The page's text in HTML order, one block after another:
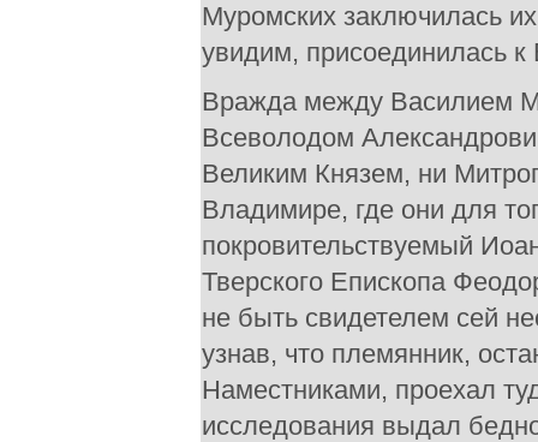
Муромских заключилась
увидим, присоединилась
Вражда между Василием
Всеволодом
Великим Князем, ни
Владимире, где они для
покровительствуемый
Тверского Епископа
не быть свидетелем сей
узнав, что племянник,
Наместниками, проехал
исследования выдал